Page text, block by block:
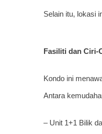
Selain itu, lokasi
Fasiliti dan Ciri-
Kondo ini
Antara
– Unit 1+1 Bilik